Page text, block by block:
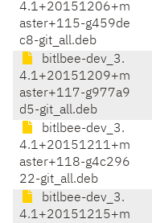
4.1+20151206+m
aster+115-g459de
c8-git_all.deb
bitlbee-dev_3.
4.1+20151209+m
aster+117-g977a9
d5-git_all.deb
bitlbee-dev_3.
4.1+20151211+m
aster+118-g4c296
22-git_all.deb
bitlbee-dev_3.
4.1+20151215+m